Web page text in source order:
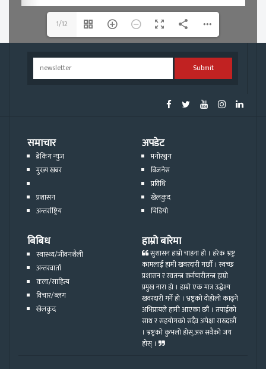
1/12
Submit
समाचार
ब्रेकिंग न्युज
मुख्य खबर
प्रशासन
अन्तर्राष्ट्रिय
अपडेट
मनोरञ्जन
बिजनेस
प्रविधि
खेलकुद
भिडियो
बिबिध
स्वास्थ्य/जीवनशैली
अन्तरवार्ता
कला/साहित्य
विचार/ब्लग
खेलकुद
हाम्रो बारेमा
सुशासन हाम्रो चाहना हो । हरेक भ्रष्ट्र
कामलाई हामी खवरदारी गर्छौ । स्वच्छ
प्रशासन र स्वतन्त्र कर्मचारीतन्त्र हाम्रो
प्रमुख नारा हो । हाम्रो एक मात्र उद्धेश्य
खवरदारी गर्ने हो । भ्रष्ट्रको दोहोलो काढ्ने
अभिप्रायले हामी आएका छौं । तपाईको
साथ र सहयोगको सदैव अपेक्षा राख्दछौं
। भ्रष्ट्रको कुभलो होस्,अरु सवैको जय
होस् ।